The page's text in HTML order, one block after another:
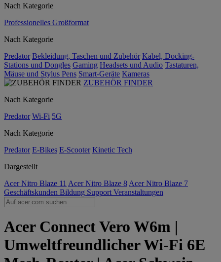
Nach Kategorie
Professionelles Großformat
Nach Kategorie
Predator Bekleidung, Taschen und Zubehör Kabel, Docking-
Stations und Dongles Gaming Headsets und Audio Tastaturen,
Mäuse und Stylus Pens Smart-Geräte Kameras
ZUBEHÖR FINDER
Nach Kategorie
Predator Wi-Fi 5G
Nach Kategorie
Predator E-Bikes E-Scooter Kinetic Tech
Dargestellt
Acer Nitro Blaze 11 Acer Nitro Blaze 8 Acer Nitro Blaze 7
Geschäftskunden Bildung Support Veranstaltungen
Acer Connect Vero W6m |
Umweltfreundlicher Wi-Fi 6E